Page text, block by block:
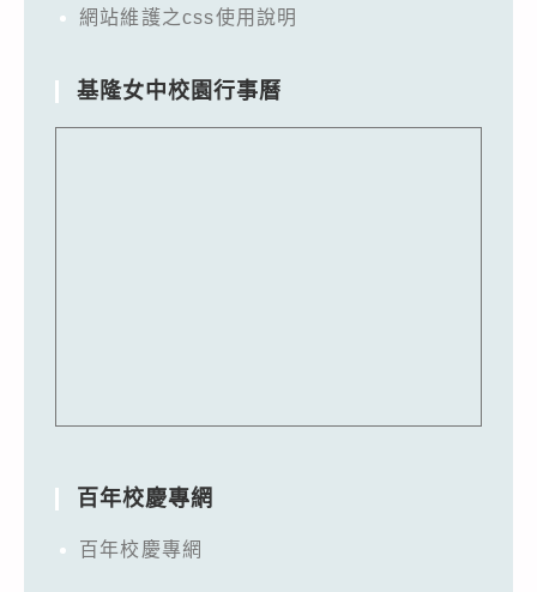
網站維護之css使用說明
基隆女中校園行事曆
百年校慶專網
百年校慶專網